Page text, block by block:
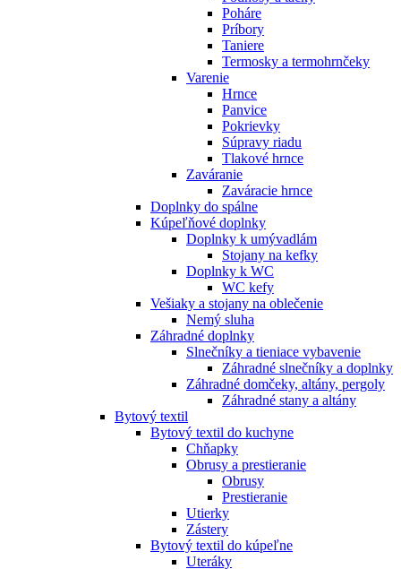
Poháre
Príbory
Taniere
Termosky a termohrnčeky
Varenie
Hrnce
Panvice
Pokrievky
Súpravy riadu
Tlakové hrnce
Zaváranie
Zaváracie hrnce
Doplnky do spálne
Kúpeľňové doplnky
Doplnky k umývadlám
Stojany na kefky
Doplnky k WC
WC kefy
Vešiaky a stojany na oblečenie
Nemý sluha
Záhradné doplnky
Slnečníky a tieniace vybavenie
Záhradné slnečníky a doplnky
Záhradné domčeky, altány, pergoly
Záhradné stany a altány
Bytový textil
Bytový textil do kuchyne
Chňapky
Obrusy a prestieranie
Obrusy
Prestieranie
Utierky
Zástery
Bytový textil do kúpeľne
Uteráky